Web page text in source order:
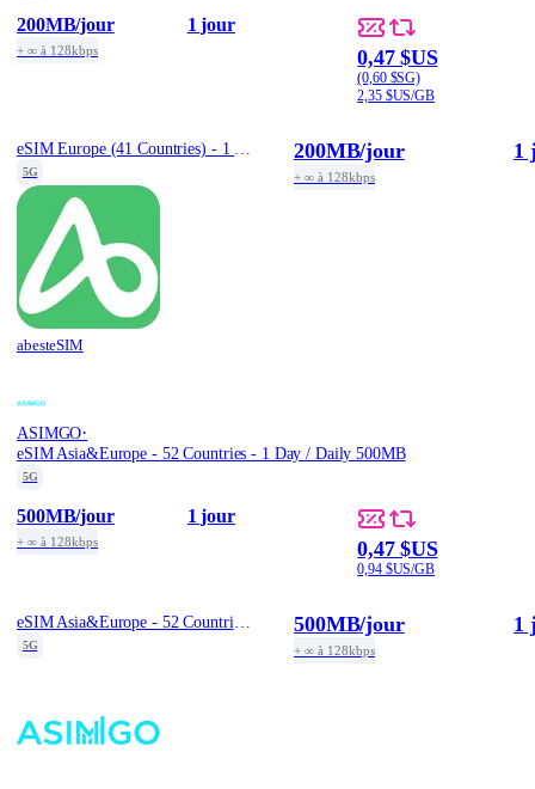
200MB/jour
+ ∞ à 128kbps
1 jour
0,47 $US
(0,60 $SG)
2,35 $US/GB
5G
abesteSIM
200MB/jour
+ ∞ à 128kbps
1
ASIMGO·
eSIM Asia&Europe - 52 Countries - 1 Day / Daily 500MB
5G
500MB/jour
+ ∞ à 128kbps
1 jour
0,47 $US
0,94 $US/GB
5G
500MB/jour
+ ∞ à 128kbps
1